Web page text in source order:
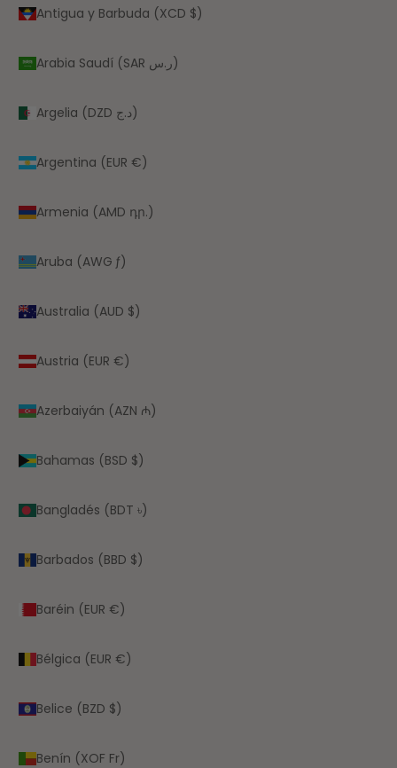
Antigua y Barbuda (XCD $)
Arabia Saudí (SAR ر.س)
Argelia (DZD د.ج)
Argentina (EUR €)
Armenia (AMD դր.)
Aruba (AWG ƒ)
Australia (AUD $)
Austria (EUR €)
Azerbaiyán (AZN ₼)
Bahamas (BSD $)
Bangladés (BDT ৳)
Barbados (BBD $)
Baréin (EUR €)
Bélgica (EUR €)
Belice (BZD $)
Benín (XOF Fr)